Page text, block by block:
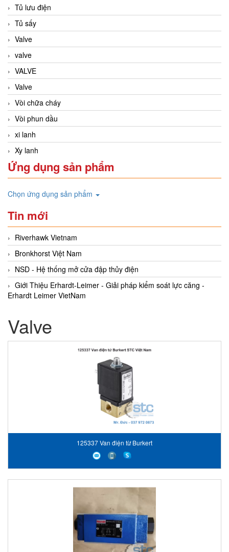
Tủ lưu điện
Tủ sấy
Valve
valve
VALVE
Valve
Vòi chữa cháy
Vòi phun dầu
xi lanh
Xy lanh
Ứng dụng sản phẩm
Chọn ứng dụng sản phẩm
Tin mới
Riverhawk Vietnam
Bronkhorst Việt Nam
NSD - Hệ thống mở cửa đập thủy điện
Giới Thiệu Erhardt-Leimer - Giải pháp kiểm soát lực căng -
Erhardt Leimer VietNam
Valve
125337 Van điện từ Burkert